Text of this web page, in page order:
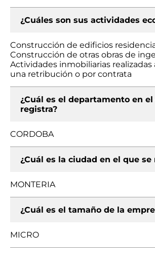
¿Cuáles son sus actividades
Construcción de edificios
Construcción de otras obras de
Actividades inmobiliarias realizadas
una retribución o por contrata
¿Cuál es el departamento en el
registra?
CORDOBA
¿Cuál es la ciudad en el que se
MONTERIA
¿Cuál es el tamaño de la
MICRO